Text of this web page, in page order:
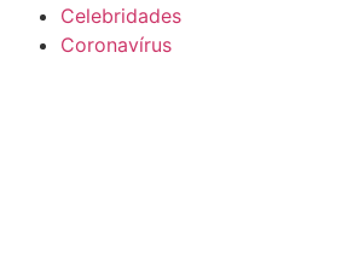
Celebridades
Coronavírus